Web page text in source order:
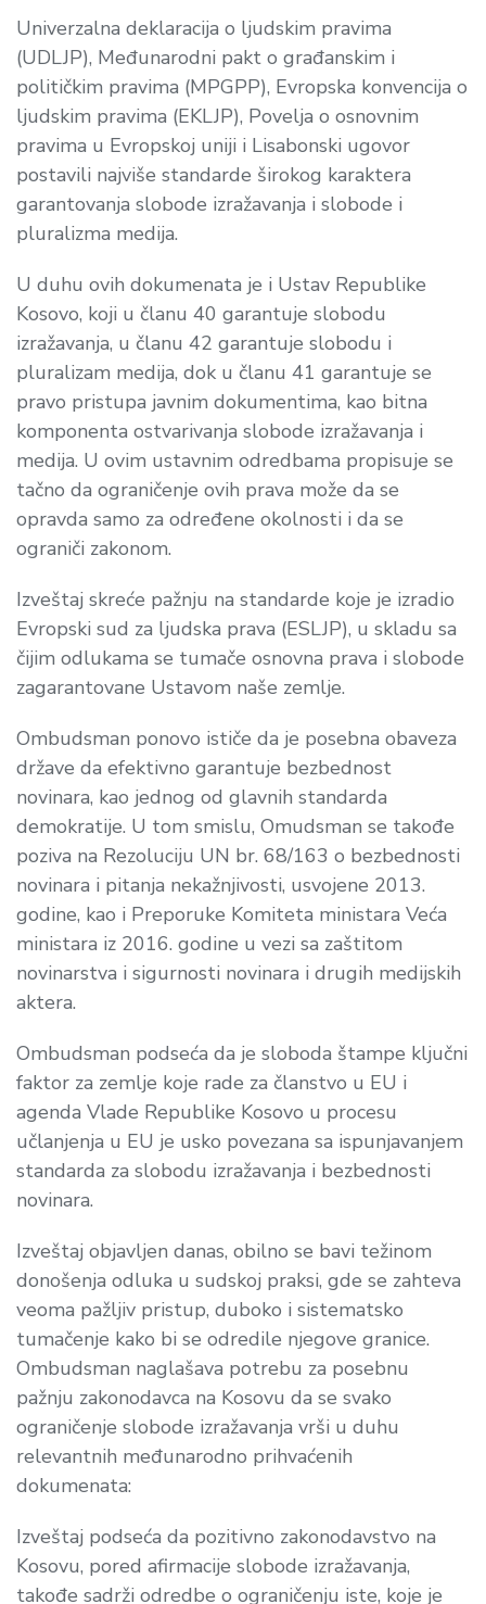
Univerzalna deklaracija o ljudskim pravima
(UDLJP), Međunarodni pakt o građanskim i
političkim pravima (MPGPP), Evropska konvencija o
ljudskim pravima (EKLJP), Povelja o osnovnim
pravima u Evropskoj uniji i Lisabonski ugovor
postavili najviše standarde širokog karaktera
garantovanja slobode izražavanja i slobode i
pluralizma medija.
U duhu ovih dokumenata je i Ustav Republike
Kosovo, koji u članu 40 garantuje slobodu
izražavanja, u članu 42 garantuje slobodu i
pluralizam medija, dok u članu 41 garantuje se
pravo pristupa javnim dokumentima, kao bitna
komponenta ostvarivanja slobode izražavanja i
medija. U ovim ustavnim odredbama propisuje se
tačno da ograničenje ovih prava može da se
opravda samo za određene okolnosti i da se
ograniči zakonom.
Izveštaj skreće pažnju na standarde koje je izradio
Evropski sud za ljudska prava (ESLJP), u skladu sa
čijim odlukama se tumače osnovna prava i slobode
zagarantovane Ustavom naše zemlje.
Ombudsman ponovo ističe da je posebna obaveza
države da efektivno garantuje bezbednost
novinara, kao jednog od glavnih standarda
demokratije. U tom smislu, Omudsman se takođe
poziva na Rezoluciju UN br. 68/163 o bezbednosti
novinara i pitanja nekažnjivosti, usvojene 2013.
godine, kao i Preporuke Komiteta ministara Veća
ministara iz 2016. godine u vezi sa zaštitom
novinarstva i sigurnosti novinara i drugih medijskih
aktera.
Ombudsman podseća da je sloboda štampe ključni
faktor za zemlje koje rade za članstvo u EU i
agenda Vlade Republike Kosovo u procesu
učlanjenja u EU je usko povezana sa ispunjavanjem
standarda za slobodu izražavanja i bezbednosti
novinara.
Izveštaj objavljen danas, obilno se bavi težinom
donošenja odluka u sudskoj praksi, gde se zahteva
veoma pažljiv pristup, duboko i sistematsko
tumačenje kako bi se odredile njegove granice.
Ombudsman naglašava potrebu za posebnu
pažnju zakonodavca na Kosovu da se svako
ograničenje slobode izražavanja vrši u duhu
relevantnih međunarodno prihvaćenih
dokumenata:
Izveštaj podseća da pozitivno zakonodavstvo na
Kosovu, pored afirmacije slobode izražavanja,
takođe sadrži odredbe o ograničenju iste, koje je